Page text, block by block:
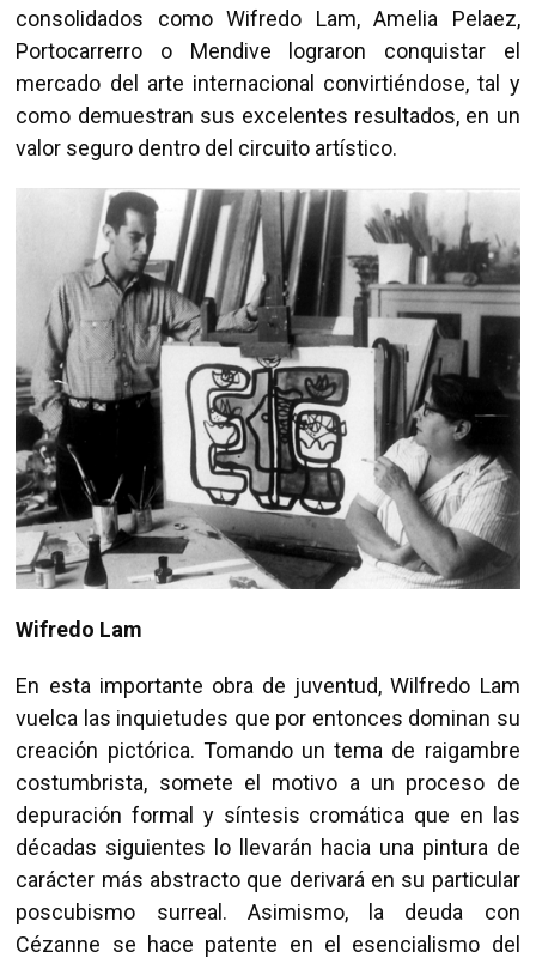
consolidados como Wifredo Lam, Amelia Pelaez,
Portocarrerro o Mendive lograron conquistar el
mercado del arte internacional convirtiéndose, tal y
como demuestran sus excelentes resultados, en un
valor seguro dentro del circuito artístico.
Wifredo Lam
En esta importante obra de juventud, Wilfredo Lam
vuelca las inquietudes que por entonces dominan su
creación pictórica. Tomando un tema de raigambre
costumbrista, somete el motivo a un proceso de
depuración formal y síntesis cromática que en las
décadas siguientes lo llevarán hacia una pintura de
carácter más abstracto que derivará en su particular
poscubismo surreal. Asimismo, la deuda con
Cézanne se hace patente en el esencialismo del